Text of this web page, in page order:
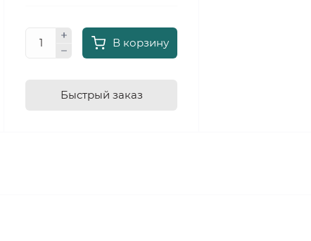
В корзину
Быстрый заказ